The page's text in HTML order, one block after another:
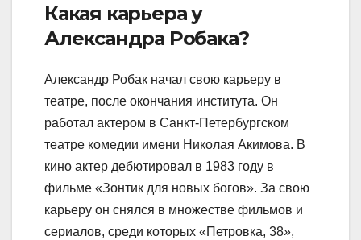
Какая карьера у
Александра Робака?
Александр Робак начал свою карьеру в
театре, после окончания института. Он
работал актером в Санкт-Петербургском
театре комедии имени Николая Акимова. В
кино актер дебютировал в 1983 году в
фильме «Зонтик для новых богов». За свою
карьеру он снялся в множестве фильмов и
сериалов, среди которых «Петровка, 38»,